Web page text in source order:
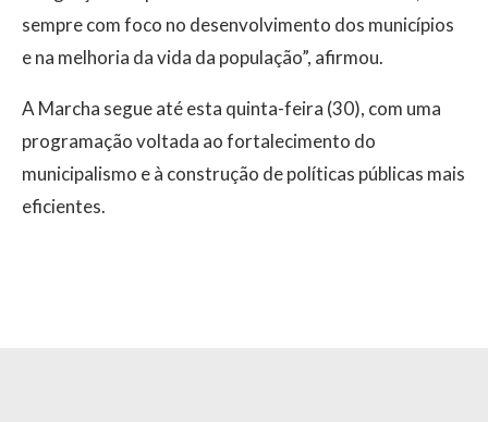
sempre com foco no desenvolvimento dos municípios
e na melhoria da vida da população”, afirmou.
A Marcha segue até esta quinta-feira (30), com uma
programação voltada ao fortalecimento do
municipalismo e à construção de políticas públicas mais
eficientes.